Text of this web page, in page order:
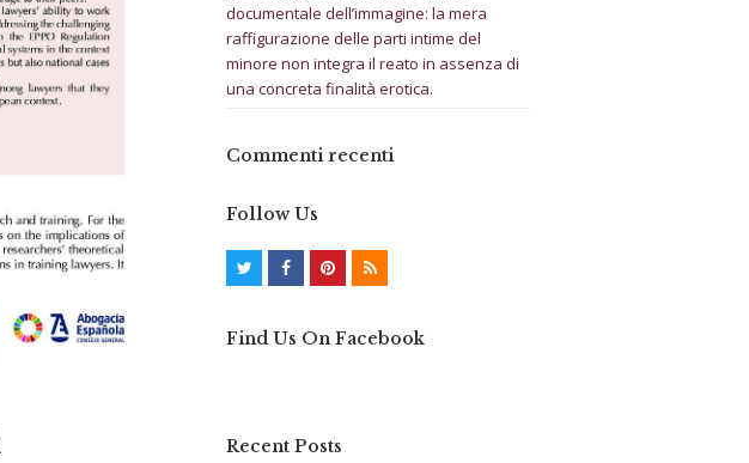
documentale dell’immagine: la mera
raffigurazione delle parti intime del
minore non integra il reato in assenza di
una concreta finalità erotica.
Commenti recenti
Follow Us
i
e
c
o
n
r
R
S
Find Us On Facebook
Recent Posts